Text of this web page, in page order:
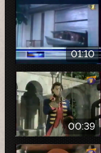
01:10
00:39